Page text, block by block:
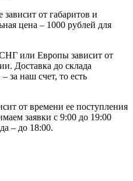
от габаритов и
цена – 1000 рублей для
или Европы зависит от
Доставка до склада
за наш счет, то есть
от времени ее поступления
заявки с 9:00 до 19:00
– до 18:00.